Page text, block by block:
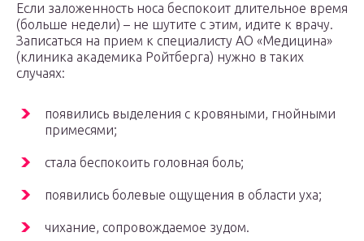
Если заложенность носа беспокоит длительное время
(больше недели) – не шутите с этим, идите к врачу.
Записаться на прием к специалисту АО «Медицина»
(клиника академика Ройтберга) нужно в таких
случаях:
появились выделения с кровяными, гнойными
примесями;
стала беспокоить головная боль;
появились болевые ощущения в области уха;
чихание, сопровождаемое зудом.